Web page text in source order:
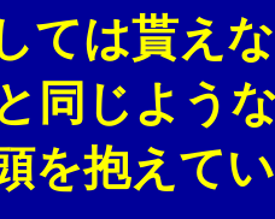
は貰えな
同じよう
を抱えて